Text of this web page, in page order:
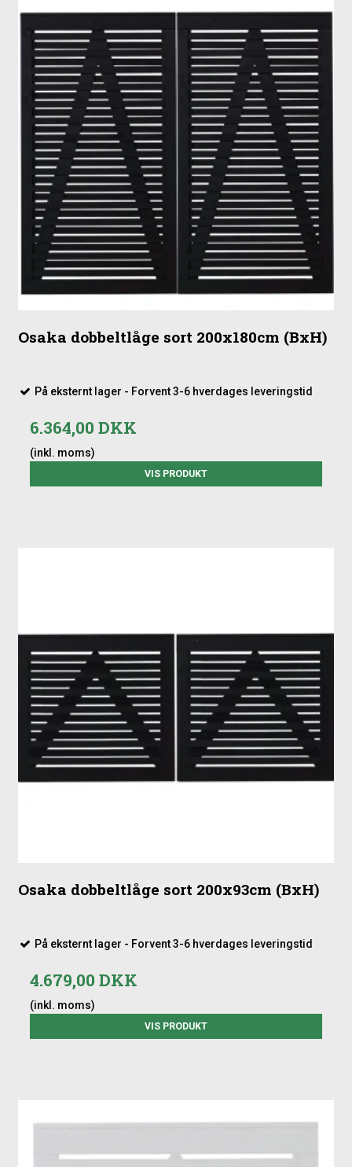
Osaka dobbeltlåge sort 200x180cm (BxH)
På eksternt lager - Forvent 3-6 hverdages leveringstid
6.364,00 DKK
(inkl. moms)
VIS PRODUKT
Osaka dobbeltlåge sort 200x93cm (BxH)
På eksternt lager - Forvent 3-6 hverdages leveringstid
4.679,00 DKK
(inkl. moms)
VIS PRODUKT